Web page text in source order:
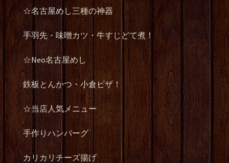
☆名古屋めし三種の神器
手羽先・味噌カツ・牛すじどて煮！
☆Neo名古屋めし
鉄板とんかつ・小倉ピザ！
☆当店人気メニュー
手作りハンバーグ
カリカリチーズ揚げ